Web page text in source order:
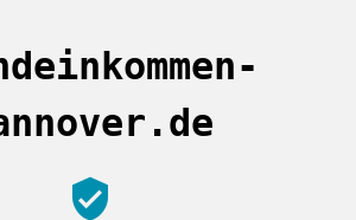
verified_user